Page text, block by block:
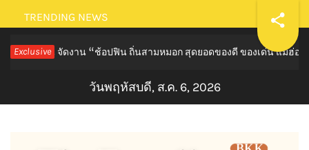
Skip
to
content
TRENDING NEWS
Exclusive
น จัดงาน “ช้อปฟิน ถิ่นสามหมอก สุดยอดของดี ของเด่น แม่ฮ่องสอน”
วันพฤหัสบดี, ส.ค. 6, 2026